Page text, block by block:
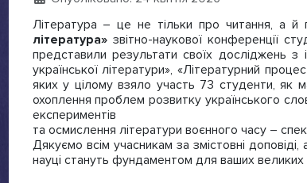
Література – це не тільки про читання, а й
література»звітно-наукової конференції
представили результати своїх досліджень з
української літератури», «Літературний
яких у цілому взяло участь 73 студенти, як
охоплення проблем розвитку українського
експериментів
та осмислення літератури воєнного часу –
Дякуємо всім учасникам за змістовні
науці стануть фундаментом для ваших великих